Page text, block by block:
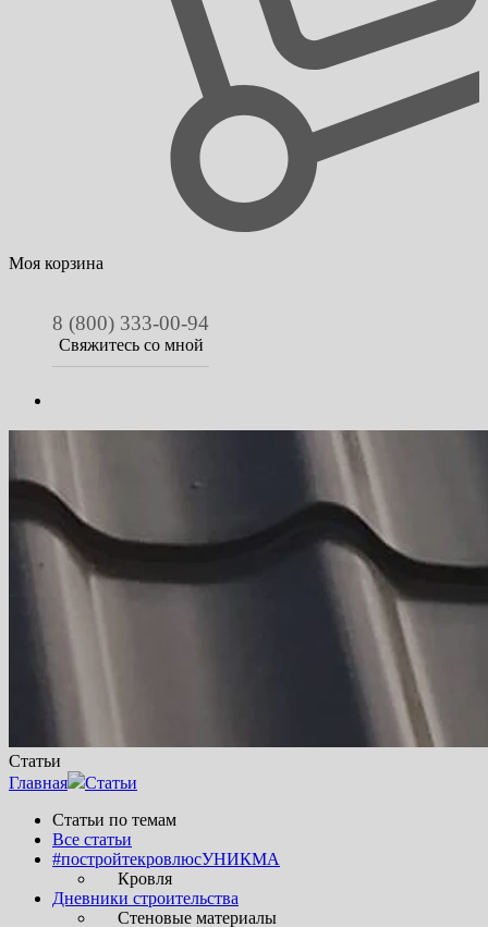
Моя корзина
8 (800) 333-00-94
Свяжитесь со мной
Статьи
Главная
Статьи
Статьи по темам
Все статьи
#постройтекровлюсУНИКМА
Кровля
Дневники строительства
Стеновые материалы